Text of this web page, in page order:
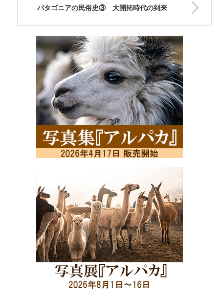
パタゴニアの民俗史③ 大開拓時代の到来